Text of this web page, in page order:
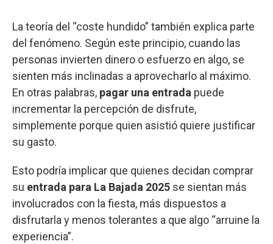
La teoría del “coste hundido” también explica parte
del fenómeno. Según este principio, cuando las
personas invierten dinero o esfuerzo en algo, se
sienten más inclinadas a aprovecharlo al máximo.
En otras palabras, pagar una entrada puede
incrementar la percepción de disfrute,
simplemente porque quien asistió quiere justificar
su gasto.
Esto podría implicar que quienes decidan comprar
su entrada para La Bajada 2025 se sientan más
involucrados con la fiesta, más dispuestos a
disfrutarla y menos tolerantes a que algo “arruine la
experiencia”.